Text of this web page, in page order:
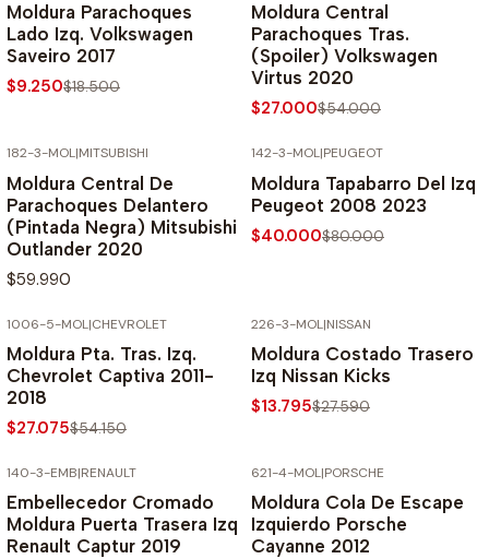
Moldura Parachoques
Lado Izq. Volkswagen
Saveiro 2017
$9.250$18.500
Moldura Central
Parachoques Tras.
(Spoiler) Volkswagen
Virtus 2020
$27.000$54.000
182-3-MOL|MITSUBISHI
Moldura Central De
Parachoques Delantero
(Pintada Negra) Mitsubishi
Outlander 2020
$59.990
142-3-MOL|PEUGEOT
Moldura Tapabarro Del Izq
Peugeot 2008 2023
$40.000$80.000
1006-5-MOL|CHEVROLET
Moldura Pta. Tras. Izq.
Chevrolet Captiva 2011-
2018
$27.075$54.150
226-3-MOL|NISSAN
Moldura Costado Trasero
Izq Nissan Kicks
$13.795$27.590
140-3-EMB|RENAULT
Embellecedor Cromado
Moldura Puerta Trasera Izq
Renault Captur 2019
621-4-MOL|PORSCHE
Moldura Cola De Escape
Izquierdo Porsche
Cayanne 2012